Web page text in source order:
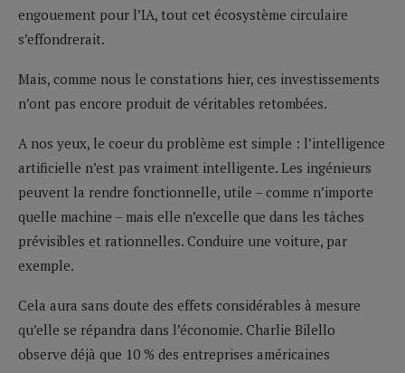
engouement pour l’IA, tout cet écosystème circulaire
s’effondrerait.
Mais, comme nous le constations hier, ces investissements
n’ont pas encore produit de véritables retombées.
A nos yeux, le coeur du problème est simple : l’intelligence
artificielle n’est pas vraiment intelligente. Les ingénieurs
peuvent la rendre fonctionnelle, utile – comme n’importe
quelle machine – mais elle n’excelle que dans les tâches
prévisibles et rationnelles. Conduire une voiture, par
exemple.
Cela aura sans doute des effets considérables à mesure
qu’elle se répandra dans l’économie. Charlie Bilello
observe déjà que 10 % des entreprises américaines